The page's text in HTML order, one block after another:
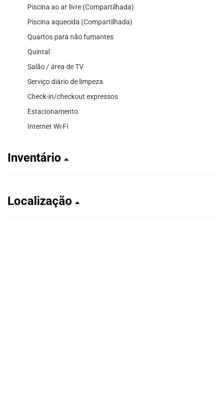
Piscina ao ar livre (Compartilhada)
Piscina aquecida (Compartilhada)
Quartos para não fumantes
Quintal
Salão / área de TV
Serviço diário de limpeza
Check-in/checkout expressos
Estacionamento
Internet Wi-Fi
Inventário
Localização